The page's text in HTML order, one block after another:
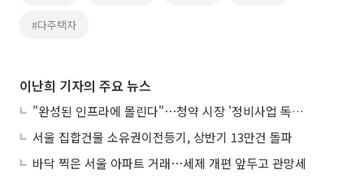
#다주택자
이난희 기자의 주요 뉴스
"완성된 인프라에 몰린다"⋯청약 시장 '정비사업 독주' 42배 격차
서울 집합건물 소유권이전등기, 상반기 13만건 돌파
바닥 찍은 서울 아파트 거래⋯세제 개편 앞두고 관망세